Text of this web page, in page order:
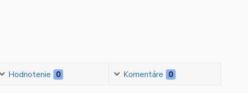
Hodnotenie 0 Komentáre 0